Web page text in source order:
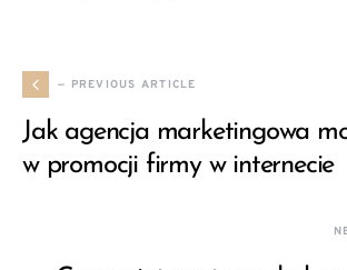
— PREVIOUS ARTICLE
Jak agencja marketingowa
w promocji firmy w internecie